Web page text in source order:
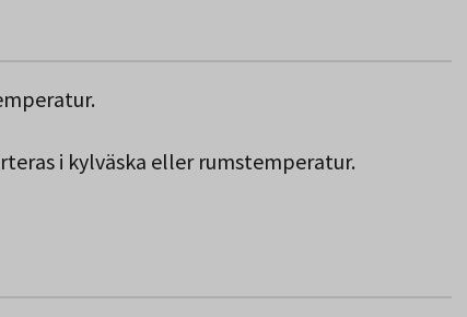
i kylväska eller rumstemperatur.